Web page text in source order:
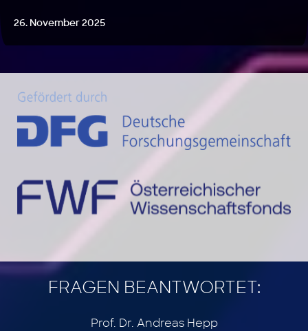
26. November 2025
FRAGEN BEANTWORTET:
Prof. Dr. Andreas Hepp